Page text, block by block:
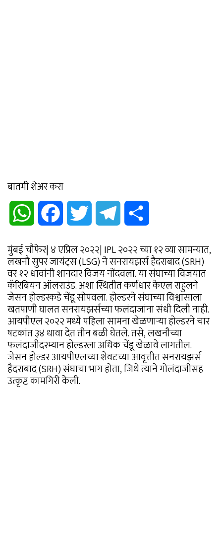
बातमी शेअर करा
WhatsApp Facebook Twitter Telegram
मुंबई चौफेर| ४ एप्रिल २०२२| IPL २०२२ च्या १२ व्या सामन्यात,
लखनौ सुपर जायंट्स (LSG) ने सनरायझर्स हैदराबाद (SRH)
वर १२ धावांनी शानदार विजय नोंदवला. या संघाच्या विजयात
कॅरिबियन ऑलराउंड. अशा स्थितीत कर्णधार केएल राहुलने
जेसन होल्डरकडे चेंडू सोपवला. होल्डरने संघाच्या विश्वासाला
खतपाणी घालत सनरायझर्सच्या फलंदाजांना संधी दिली नाही.
आयपीएल २०२२ मध्ये पहिला सामना खेळणाऱ्या होल्डरने चार
षटकांत ३४ धावा देत तीन बळी घेतले. तसे, लखनौच्या
फलंदाजीदरम्यान होल्डरला अधिक चेंडू खेळावे लागतील.
जेसन होल्डर आयपीएलच्या शेवटच्या आवृत्तीत सनरायझर्स
हैदराबाद (SRH) संघाचा भाग होता, जिथे त्याने गोलंदाजीसह
उत्कृष्ट कामगिरी केली.